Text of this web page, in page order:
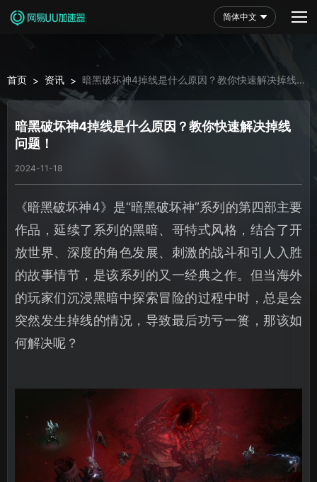
简体中文
首页 > 资讯 > 暗黑破坏神4掉线是什么原因？教你快速解决掉线
问题！
暗黑破坏神4掉线是什么原因？教你快速解决掉线
问题！
2024-11-18
《暗黑破坏神4》是“暗黑破坏神”系列的第四部主要
作品，延续了系列的黑暗、哥特式风格，结合了开
放世界、深度的角色发展、刺激的战斗和引人入胜
的故事情节，是该系列的又一经典之作。但当海外
的玩家们沉浸黑暗中探索冒险的过程中时，总是会
突然发生掉线的情况，导致最后功亏一篑，那该如
何解决呢？